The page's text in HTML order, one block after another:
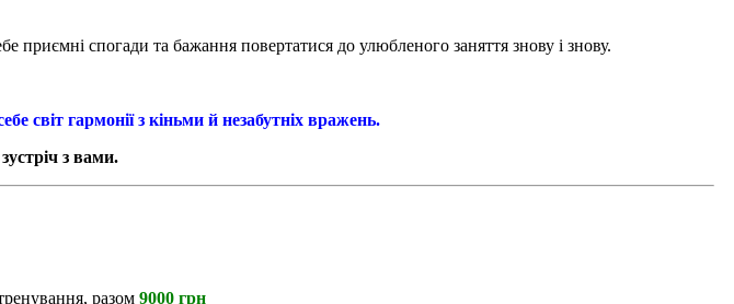
спогади та бажання повертатися до улюбленого заняття знову і знову.
світ гармонії з кіньми й незабутніх вражень.
з вами.
разом 9000 грн